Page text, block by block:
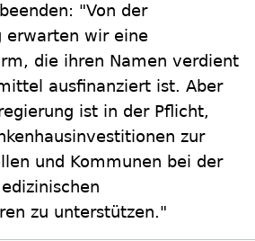
"Von der
erwarten wir eine
die ihren Namen verdient
ausfinanziert ist. Aber
ist in der Pflicht,
zur
und Kommunen bei der
zu unterstützen."